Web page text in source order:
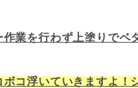
業を行わず上塗りでベ
コ浮いていきますよ！